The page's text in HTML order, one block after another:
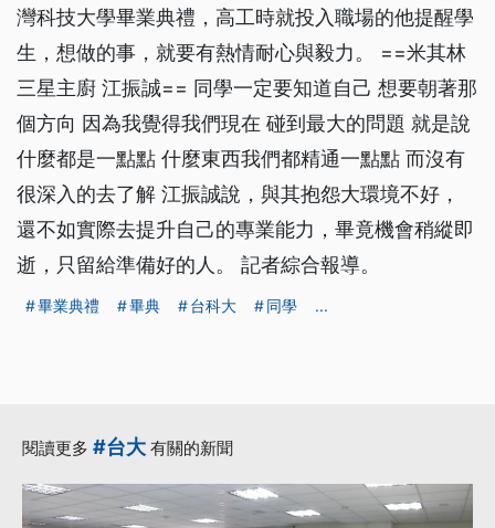
灣科技大學畢業典禮，高工時就投入職場的他提醒學
生，想做的事，就要有熱情耐心與毅力。 ==米其林
三星主廚 江振誠== 同學一定要知道自己 想要朝著那
個方向 因為我覺得我們現在 碰到最大的問題 就是說
什麼都是一點點 什麼東西我們都精通一點點 而沒有
很深入的去了解 江振誠說，與其抱怨大環境不好，
還不如實際去提升自己的專業能力，畢竟機會稍縱即
逝，只留給準備好的人。 記者綜合報導。
畢業典禮 畢典 台科大 同學 ...
閱讀更多 #台大 有關的新聞